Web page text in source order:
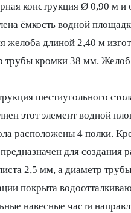
конструкция Ø 0,90 м
ёмкость водной
желоба длиной 2,40 м
трубы кромки 38 мм.
шестиугольного
этот элемент водной
расположены 4 полки.
для
2,5 мм, а диаметр
покрыта
навесные части